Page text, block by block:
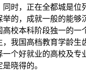
同时，正在全都城是位
举的，成就一般的能够
校本科阶段独一的一
，我国高档教育学龄生
一个好就业的高校及专
晓得的。